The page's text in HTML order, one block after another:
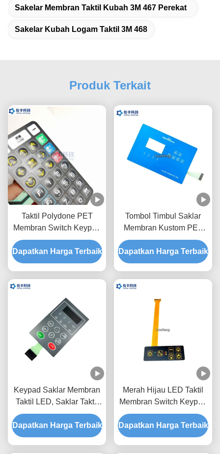
Sakelar Membran Taktil Kubah 3M 467 Perekat
Sakelar Kubah Logam Taktil 3M 468
Produk Terkait
Taktil Polydone PET
Membran Switch Keypad
Overlay Peralatan Medis
Kubah Logam
Dapatkan Harga Terbaik
Tombol Timbul Saklar
Membran Kustom PET
Dengan Permukaan
Mengkilap
Dapatkan Harga Terbaik
Keypad Saklar Membran
Taktil LED, Saklar Taktil
Kubah Logam Jendela
LCD Hitam
Dapatkan Harga Terbaik
Merah Hijau LED Taktil
Membran Switch Keypad
Sirkuit FPC Perekat 3M
Dapatkan Harga Terbaik